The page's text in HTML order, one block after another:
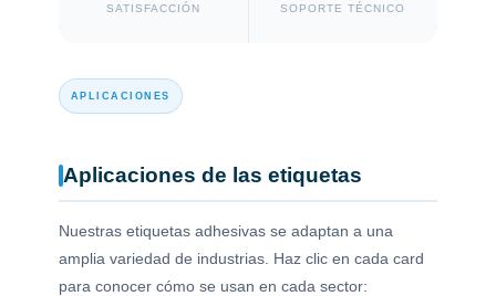
SATISFACCIÓN SOPORTE TÉCNICO
APLICACIONES
Aplicaciones de las etiquetas
Nuestras etiquetas adhesivas se adaptan a una
amplia variedad de industrias. Haz clic en cada card
para conocer cómo se usan en cada sector: